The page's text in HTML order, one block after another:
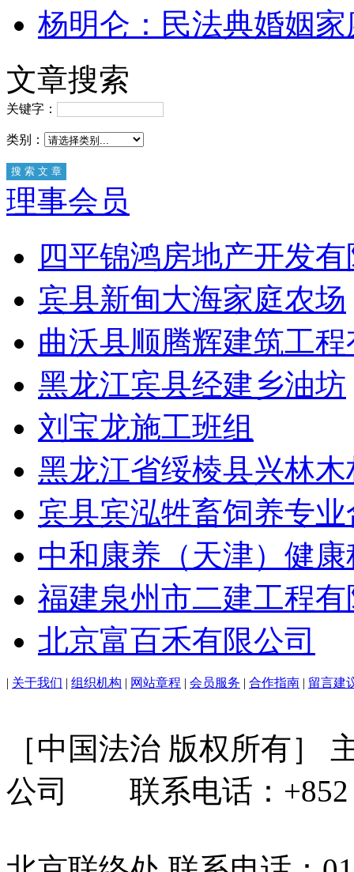
杨明仑：民法典婚姻
文章搜索
关键字：
类别：
理事会员
四平锦鸿房地产开发
宾县新甸大海家庭农场
曲沃县顺腾辉建筑工
黑龙江宾县经建乡油坊
刘宝龙施工班组
黑龙江省绥棱县兴林
宾县宾泓牲畜饲养专
中和康养（天津）健
福建泉州市二建工程
北京富百禾有限公司
| 关于我们 | 组织机构 | 网站章程 | 会员服务 | 合作指南 | 留言建
［中国法治 版权所有］
公司 联系电话：+852